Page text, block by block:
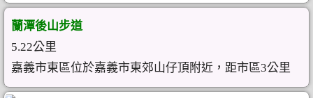
蘭潭後山步道
5.22公里
嘉義市東區位於嘉義市東郊山仔頂附近，距市區3公里